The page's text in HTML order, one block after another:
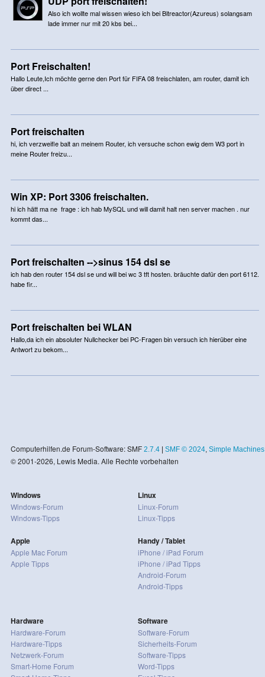
Also ich wollte mal wissen wieso ich bei Bitreactor(Azureus) solangsam
lade immer nur mit 20 kbs bei...
Port Freischalten!
Hallo Leute,Ich möchte gerne den Port für FIFA 08 freischlaten, am router, damit ich
über direct ...
Port freischalten
hi, ich verzweifle balt an meinem Router, ich versuche schon ewig dem W3 port in
meine Router freizu...
Win XP: Port 3306 freischalten.
hi ich hätt ma ne frage : ich hab MySQL und will damit halt nen server machen . nur
kommt das...
Port freischalten -->sinus 154 dsl se
ich hab den router 154 dsl se und will bei wc 3 tft hosten. bräuchte dafür den port 6112.
habe fir...
Port freischalten bei WLAN
Hallo,da ich ein absoluter Nullchecker bei PC-Fragen bin versuch ich hierüber eine
Antwort zu bekom...
Computerhilfen.de Forum-Software: SMF 2.7.4| SMF © 2024, Simple Machines
© 2001-2026, Lewis Media. Alle Rechte vorbehalten
Windows
Windows-Forum
Windows-Tipps
Apple
Apple Mac Forum
Apple Tipps
Linux
Linux-Forum
Linux-Tipps
Handy / Tablet
iPhone / iPad Forum
iPhone / iPad Tipps
Android-Forum
Android-Tipps
Hardware
Hardware-Forum
Hardware-Tipps
Netzwerk-Forum
Smart-Home Forum
Software
Software-Forum
Sicherheits-Forum
Software-Tipps
Word-Tipps